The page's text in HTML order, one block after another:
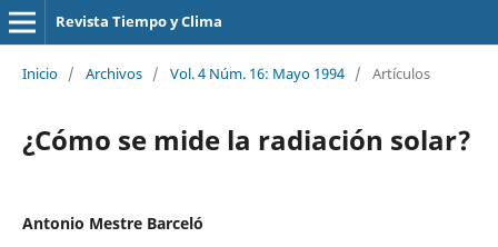
Revista Tiempo y Clima
Inicio / Archivos / Vol. 4 Núm. 16: Mayo 1994 / Artículos
¿Cómo se mide la radiación solar?
Antonio Mestre Barceló